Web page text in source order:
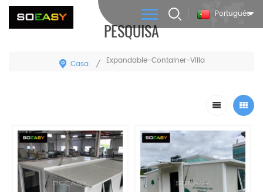
Português
PESQUISA
Casa / Expandable-Container-Villa